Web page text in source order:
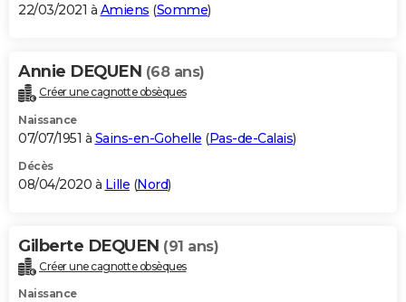
22/03/2021 à Amiens (Somme)
Annie DEQUEN (68 ans)
Créer une cagnotte obsèques
Naissance
07/07/1951 à Sains-en-Gohelle (Pas-de-Calais)
Décès
08/04/2020 à Lille (Nord)
Gilberte DEQUEN (91 ans)
Créer une cagnotte obsèques
Naissance